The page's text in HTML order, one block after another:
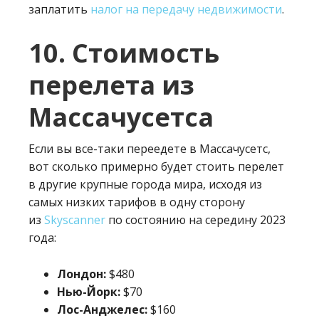
заплатить налог на передачу недвижимости.
10. Стоимость
перелета из
Массачусетса
Если вы все-таки переедете в Массачусетс,
вот сколько примерно будет стоить перелет
в другие крупные города мира, исходя из
самых низких тарифов в одну сторону
из Skyscanner по состоянию на середину 2023
года:
Лондон:$480
Нью-Йорк:$70
Лос-Анджелес:$160